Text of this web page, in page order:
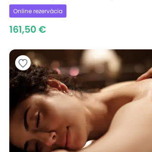
Online rezervácia
161,50 €